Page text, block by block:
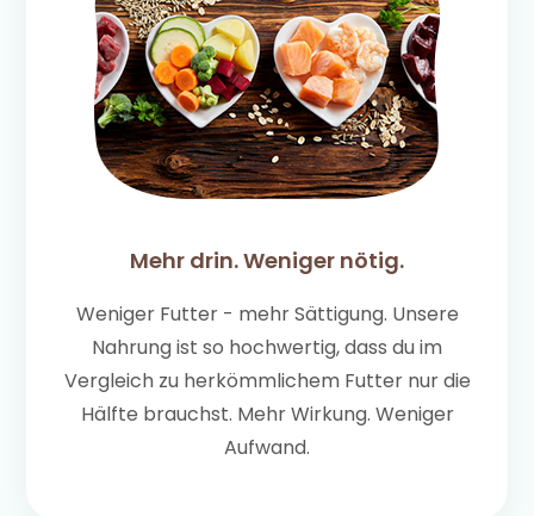
Mehr drin. Weniger nötig.
Weniger Futter - mehr Sättigung. Unsere
Nahrung ist so hochwertig, dass du im
Vergleich zu herkömmlichem Futter nur die
Hälfte brauchst. Mehr Wirkung. Weniger
Aufwand.